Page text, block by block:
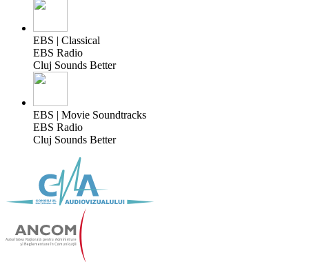
EBS | Classical
EBS Radio
Cluj Sounds Better
EBS | Movie Soundtracks
EBS Radio
Cluj Sounds Better